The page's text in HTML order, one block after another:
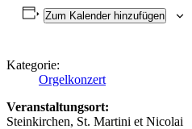
Zum Kalender hinzufügen
Kategorie:
Orgelkonzert
Veranstaltungsort:
Steinkirchen, St. Martini et Nicolai